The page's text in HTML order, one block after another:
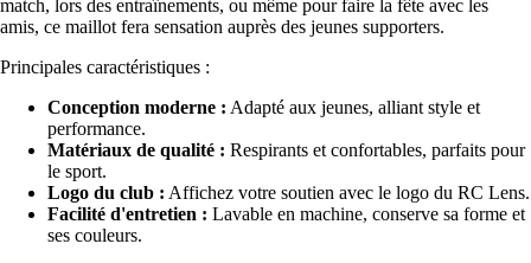
match, lors des entraînements, ou même pour faire la fête avec les
amis, ce maillot fera sensation auprès des jeunes supporters.
Principales caractéristiques :
Conception moderne : Adapté aux jeunes, alliant style et
performance.
Matériaux de qualité : Respirants et confortables, parfaits pour
le sport.
Logo du club : Affichez votre soutien avec le logo du RC Lens.
Facilité d'entretien : Lavable en machine, conserve sa forme et
ses couleurs.